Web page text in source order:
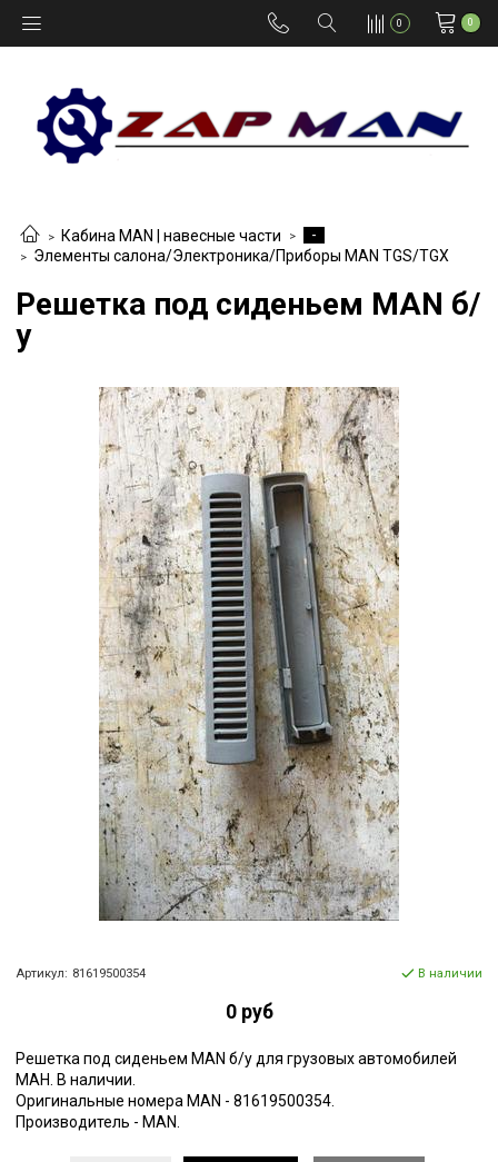
0 0
Кабина MAN | навесные части
-
Элементы салона/Электроника/Приборы MAN TGS/TGX
Решетка под сиденьем MAN б/
у
Артикул: 81619500354 В наличии
0 руб
Решетка под сиденьем MAN б/у для грузовых автомобилей
МАН. В наличии.
Оригинальные номера MAN - 81619500354.
Производитель - MAN.